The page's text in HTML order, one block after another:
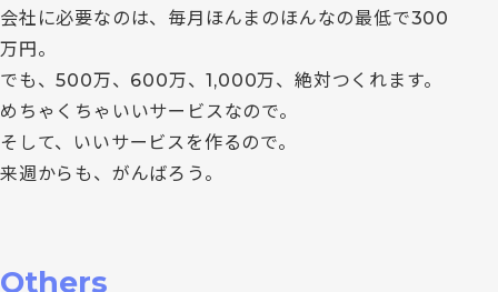
会社に必要なのは、毎月ほんまのほんなの最低で300
万円。
でも、500万、600万、1,000万、絶対つくれます。
めちゃくちゃいいサービスなので。
そして、いいサービスを作るので。
来週からも、がんばろう。
Others